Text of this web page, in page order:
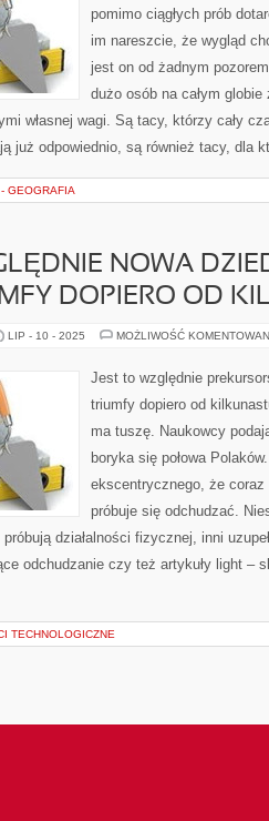
pomimo ciągłych prób
im nareszcie, że wygląd
jest on od żadnym
dużo osób na całym
własnej wagi. Są tacy, którzy cały
już odpowiednio, są również tacy, dla
- GEOGRAFIA
NOWA
DOPIERO OD
LIP - 10 - 2025 MOŻLIWOŚĆ
Jest to względnie
triumfy dopiero od
ma tuszę. Naukowcy
boryka się połowa
ekscentrycznego, że
próbuje się odchudzać.
działalności fizycznej, inni
odchudzanie czy też artykuły light –
TECHNOLOGICZNE